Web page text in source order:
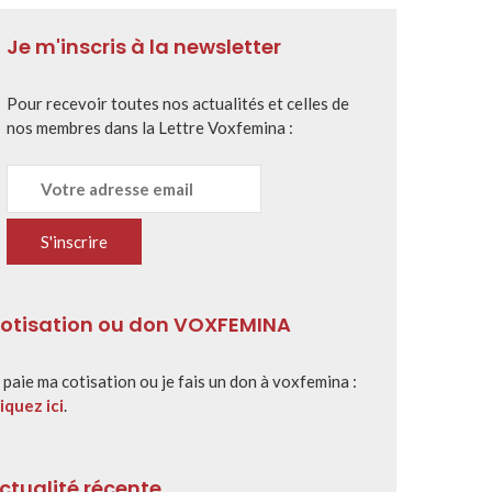
Je m'inscris à la newsletter
Pour recevoir toutes nos actualités et celles de
nos membres dans la Lettre Voxfemina :
ou don VOXFEMINA
paie ma cotisation ou je fais un don à voxfemina :
ici.